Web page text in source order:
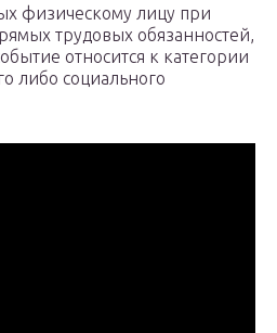
физическому лицу при
трудовых обязанностей,
относится к категории
либо социального